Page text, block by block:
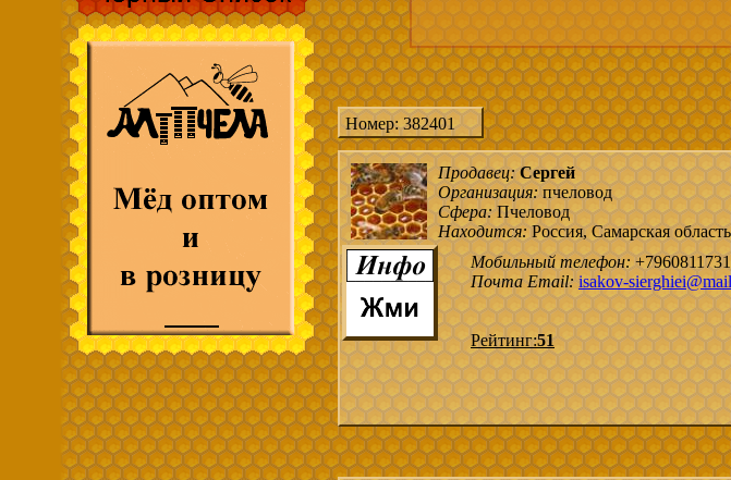
Номер: 382401
Продавец: Сергей
Организация:пчеловод
Сфера:Пчеловод
Находится:Россия, Самарская
Мобильный телефон:
Почта Email: isakov-
Рейтинг:51